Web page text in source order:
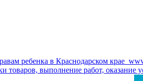
ребенка в Краснодарском крае
товаров, выполнение работ, оказание